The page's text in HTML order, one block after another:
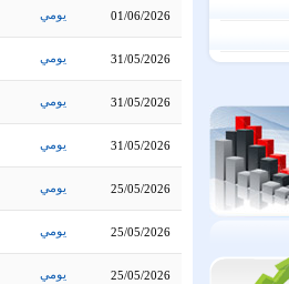
يومي 01/06/2026
يومي 31/05/2026
يومي 31/05/2026
يومي 31/05/2026
يومي 25/05/2026
يومي 25/05/2026
يومي 25/05/2026